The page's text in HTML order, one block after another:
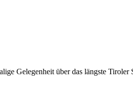
Gelegenheit über das längste Tiroler